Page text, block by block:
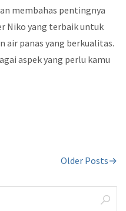
membahas pentingnya
Niko yang terbaik untuk
air panas yang berkualitas.
aspek yang perlu kamu
Older Posts→